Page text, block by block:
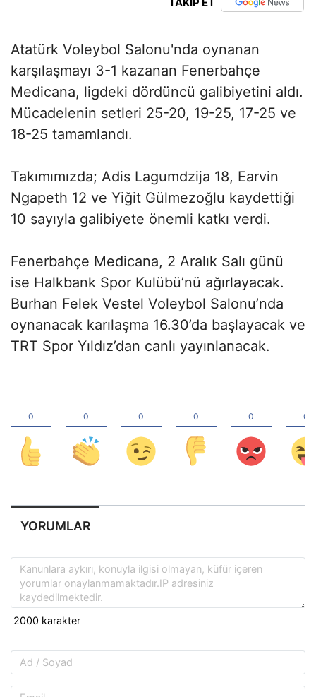
Atatürk Voleybol Salonu'nda oynanan
karşılaşmayı 3-1 kazanan Fenerbahçe
Medicana, ligdeki dördüncü galibiyetini aldı.
Mücadelenin setleri 25-20, 19-25, 17-25 ve
18-25 tamamlandı.
Takımımızda; Adis Lagumdzija 18, Earvin
Ngapeth 12 ve Yiğit Gülmezoğlu kaydettiği
10 sayıyla galibiyete önemli katkı verdi.
Fenerbahçe Medicana, 2 Aralık Salı günü
ise Halkbank Spor Kulübü’nü ağırlayacak.
Burhan Felek Vestel Voleybol Salonu’nda
oynanacak karılaşma 16.30’da başlayacak ve
TRT Spor Yıldız’dan canlı yayınlanacak.
YORUMLAR